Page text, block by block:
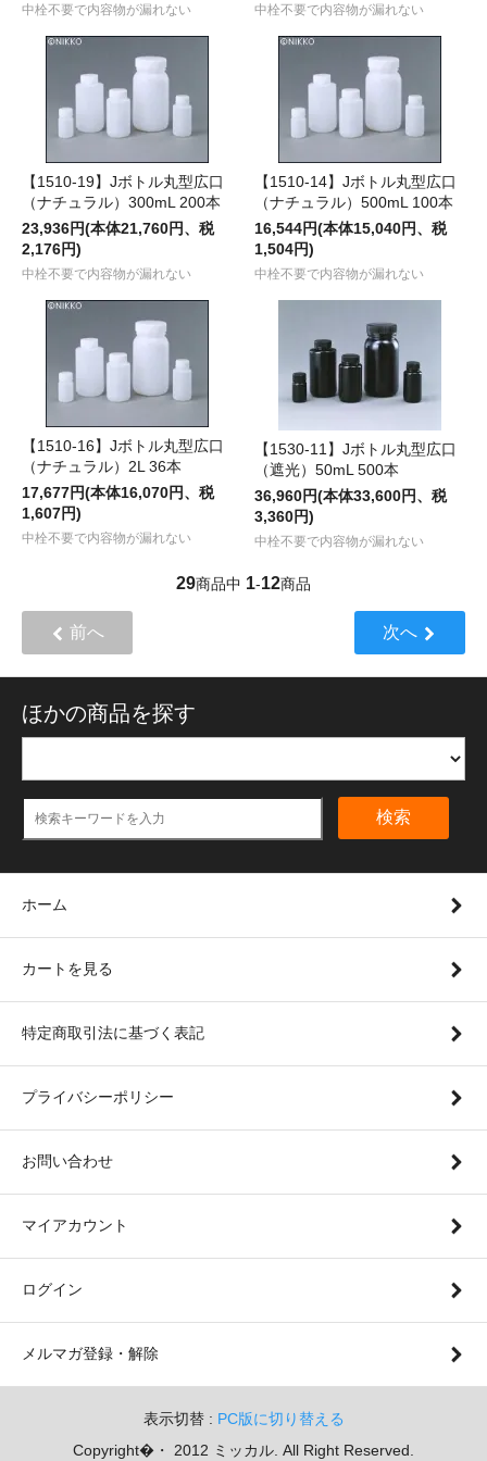
中栓不要で内容物が漏れない 中栓不要で内容物が漏れない
【1510-19】Jボトル丸型広口
（ナチュラル）300mL 200本
23,936円(本体21,760円、税
2,176円)
中栓不要で内容物が漏れない
【1510-14】Jボトル丸型広口
（ナチュラル）500mL 100本
16,544円(本体15,040円、税
1,504円)
中栓不要で内容物が漏れない
【1510-16】Jボトル丸型広口
（ナチュラル）2L 36本
17,677円(本体16,070円、税
1,607円)
中栓不要で内容物が漏れない
【1530-11】Jボトル丸型広口
（遮光）50mL 500本
36,960円(本体33,600円、税
3,360円)
中栓不要で内容物が漏れない
29商品中 1-12商品
前へ 次へ
ほかの商品を探す
検索
ホーム
カートを見る
特定商取引法に基づく表記
プライバシーポリシー
お問い合わせ
マイアカウント
ログイン
メルマガ登録・解除
表示切替 : PC版に切り替える
Copyright�・ 2012 ミッカル. All Right Reserved.